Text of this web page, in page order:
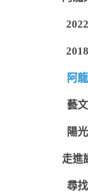
阿
藝
陽
走進
尋